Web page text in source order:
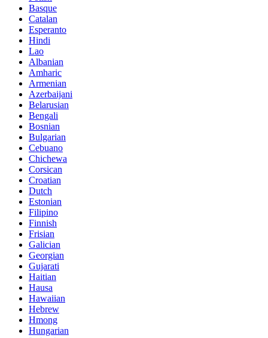
Basque
Catalan
Esperanto
Hindi
Lao
Albanian
Amharic
Armenian
Azerbaijani
Belarusian
Bengali
Bosnian
Bulgarian
Cebuano
Chichewa
Corsican
Croatian
Dutch
Estonian
Filipino
Finnish
Frisian
Galician
Georgian
Gujarati
Haitian
Hausa
Hawaiian
Hebrew
Hmong
Hungarian